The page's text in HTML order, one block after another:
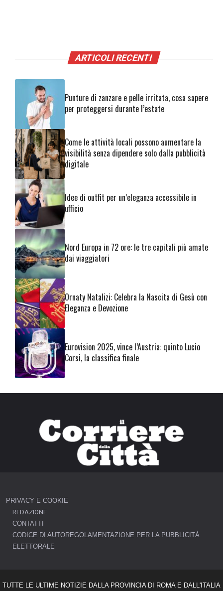
ARTICOLI RECENTI
Punture di zanzare e pelle irritata, cosa sapere
per proteggersi durante l’estate
Come le attività locali possono aumentare la
visibilità senza dipendere solo dalla pubblicità
digitale
Idee di outfit per un’eleganza accessibile in
ufficio
Nord Europa in 72 ore: le tre capitali più amate
dai viaggiatori
Ornaty Natalizi: Celebra la Nascita di Gesù con
Eleganza e Devozione
Eurovision 2025, vince l’Austria: quinto Lucio
Corsi, la classifica finale
PRIVACY E COOKIE
REDAZIONE
CONTATTI
CODICE DI AUTOREGOLAMENTAZIONE PER LA PUBBLICITÀ
ELETTORALE
TUTTE LE ULTIME NOTIZIE DALLA PROVINCIA DI ROMA E DALL'ITALIA